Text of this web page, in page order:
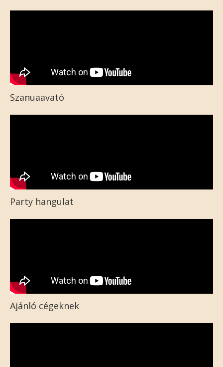
Szanuaavató
Party hangulat
Ajánló cégeknek